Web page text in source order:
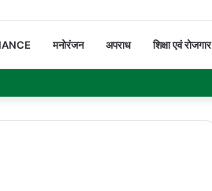
मनोरंजन अपराध शिक्षा एवं रोजगार